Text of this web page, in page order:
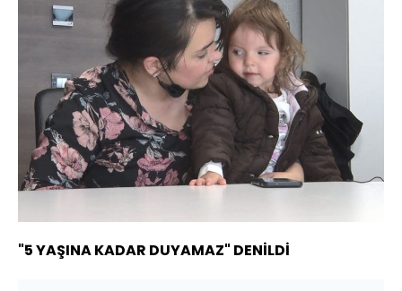
"5 YAŞINA KADAR DUYAMAZ" DENİLDİ